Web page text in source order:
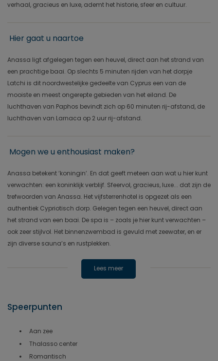
verhaal, gracieus en luxe, ademt het historie, sfeer en cultuur.
Hier gaat u naartoe
Anassa ligt afgelegen tegen een heuvel, direct aan het strand van
een prachtige baai. Op slechts 5 minuten rijden van het dorpje
Latchi is dit noordwestelijke gedeelte van Cyprus een van de
mooiste en meest ongerepte gebieden van het eiland. De
luchthaven van Paphos bevindt zich op 60 minuten rij-afstand, de
luchthaven van Larnaca op 2 uur rij-afstand.
Mogen we u enthousiast maken?
Anassa betekent ‘koningin’. En dat geeft meteen aan wat u hier kunt
verwachten: een koninklijk verblijf. Sfeervol, gracieus, luxe... dat zijn de
trefwoorden van Anassa. Het vijfsterrenhotel is opgezet als een
authentiek Cypriotisch dorp. Gelegen tegen een heuvel, direct aan
het strand van een baai. De spa is – zoals je hier kunt verwachten –
ook zeer stijlvol. Het binnenzwembad is gevuld met zeewater, en er
zijn diverse sauna’s en rustplekken.
Lees meer
Speerpunten
Aan zee
Thalasso center
Romantisch